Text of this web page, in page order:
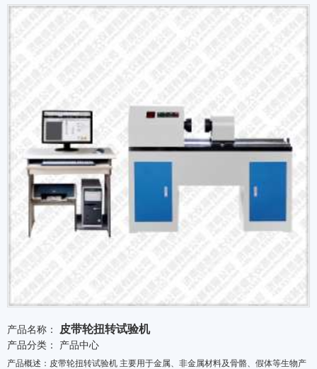
产品名称： 皮带轮扭转试验机
产品分类： 产品中心
产品概述：皮带轮扭转试验机 主要用于金属、非金属材料及骨骼、假体等生物产